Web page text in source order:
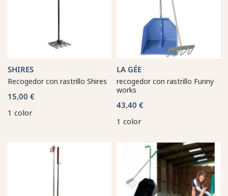
SHIRES
Recogedor con rastrillo Shires
15,00 €
1 color
LA GÉE
recogedor con rastrillo Funny
works
43,40 €
1 color